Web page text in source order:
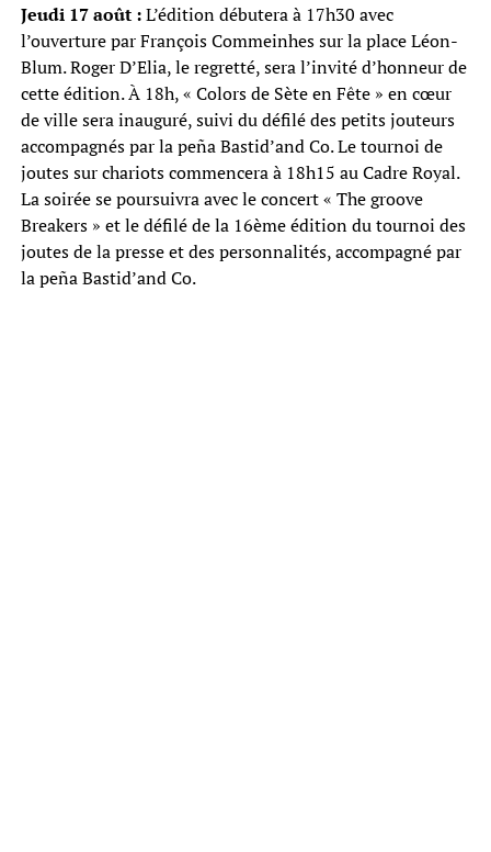
Jeudi 17 août :L’édition débutera à 17h30 avec
l’ouverture par François Commeinhes sur la place Léon-
Blum. Roger D’Elia, le regretté, sera l’invité d’honneur de
cette édition. À 18h, « Colors de Sète en Fête » en cœur
de ville sera inauguré, suivi du défilé des petits jouteurs
accompagnés par la peña Bastid’and Co. Le tournoi de
joutes sur chariots commencera à 18h15 au Cadre Royal.
La soirée se poursuivra avec le concert « The groove
Breakers » et le défilé de la 16ème édition du tournoi des
joutes de la presse et des personnalités, accompagné par
la peña Bastid’and Co.